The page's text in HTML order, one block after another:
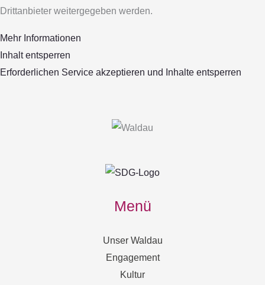
Drittanbieter weitergegeben werden.
Mehr Informationen
Inhalt entsperren
Erforderlichen Service akzeptieren und Inhalte entsperren
Menü
Unser Waldau
Engagement
Kultur